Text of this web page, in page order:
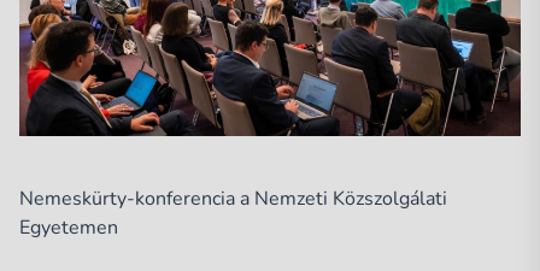
Nemeskürty-konferencia a Nemzeti Közszolgálati
Egyetemen